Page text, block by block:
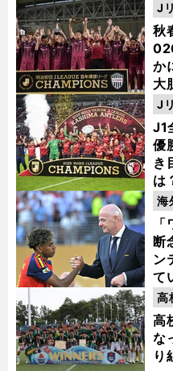
秋
か
大
J
J1
優
き
は
J
断
ン
て
海
高
な
り
高